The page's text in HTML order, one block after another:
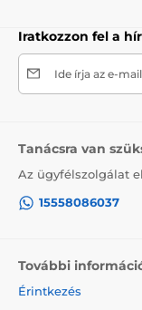
Iratkozzon fel a
Ide írja az e-
Tanácsra van
Az ügyfélszolgálat
15558086037
További
Érintkezés